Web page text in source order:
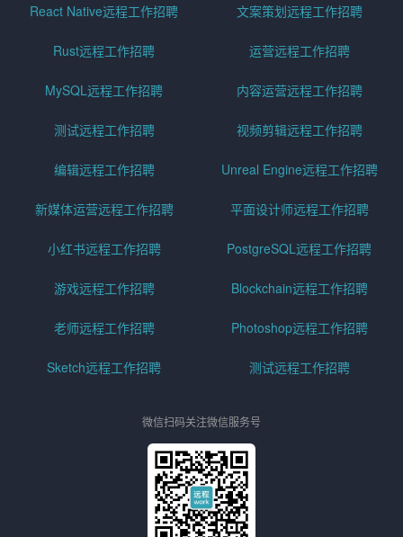
React Native远程工作招聘 文案策划远程工作招聘
Rust远程工作招聘 运营远程工作招聘
MySQL远程工作招聘 内容运营远程工作招聘
测试远程工作招聘 视频剪辑远程工作招聘
编辑远程工作招聘 Unreal Engine远程工作招聘
新媒体运营远程工作招聘 平面设计师远程工作招聘
小红书远程工作招聘 PostgreSQL远程工作招聘
游戏远程工作招聘 Blockchain远程工作招聘
老师远程工作招聘 Photoshop远程工作招聘
Sketch远程工作招聘 测试远程工作招聘
微信扫码关注微信服务号